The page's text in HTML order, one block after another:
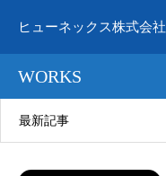
ヒューネックス株式会社
WORKS
最新記事